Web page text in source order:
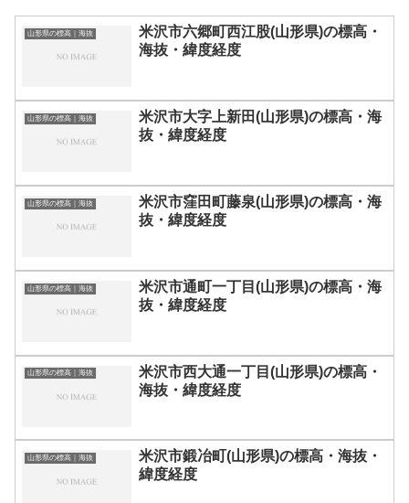
山形県の標高｜海抜
米沢市六郷町西江股(山形県)の標高・
海抜・緯度経度
山形県の標高｜海抜
米沢市大字上新田(山形県)の標高・海
抜・緯度経度
山形県の標高｜海抜
米沢市窪田町藤泉(山形県)の標高・海
抜・緯度経度
山形県の標高｜海抜
米沢市通町一丁目(山形県)の標高・海
抜・緯度経度
山形県の標高｜海抜
米沢市西大通一丁目(山形県)の標高・
海抜・緯度経度
山形県の標高｜海抜
米沢市鍛冶町(山形県)の標高・海抜・
緯度経度